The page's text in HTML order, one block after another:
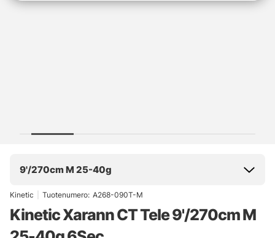
9'/270cm M 25-40g
Kinetic Tuotenumero: A268-090T-M
Kinetic Xarann CT Tele 9'/270cm M